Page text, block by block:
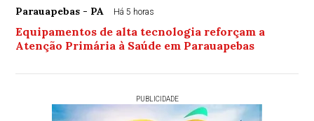
Parauapebas - PA Há 5 horas
Equipamentos de alta tecnologia reforçam a
Atenção Primária à Saúde em Parauapebas
PUBLICIDADE